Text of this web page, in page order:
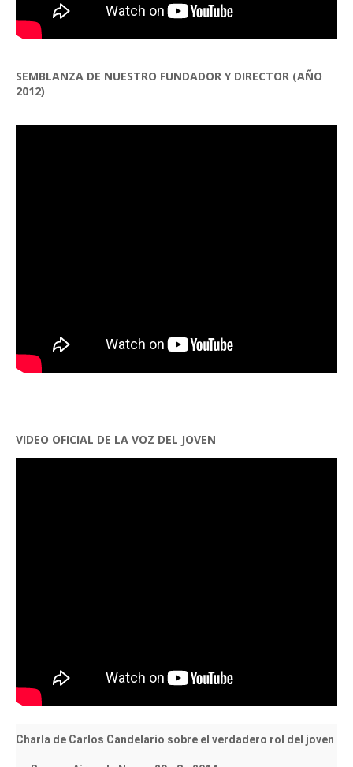
SEMBLANZA DE NUESTRO FUNDADOR Y DIRECTOR (AÑO
2012)
VIDEO OFICIAL DE LA VOZ DEL JOVEN
Charla de Carlos Candelario sobre el verdadero rol del joven